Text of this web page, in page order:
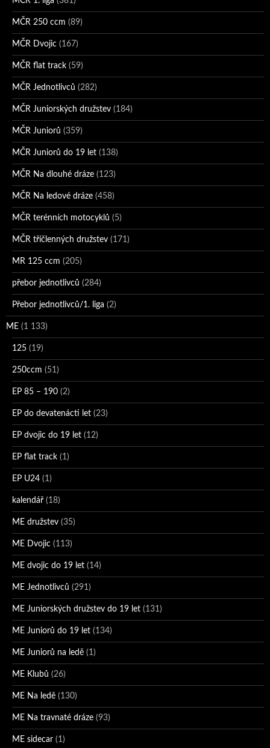
MČR 250 ccm (89)
MČR Dvojic (167)
MČR flat track (59)
MČR Jednotlivců (282)
MČR Juniorských družstev (184)
MČR Juniorů (359)
MČR Juniorů do 19 let (138)
MČR Na dlouhé dráze (123)
MČR Na ledové dráze (458)
MČR terénních motocyklů (5)
MČR tříčlenných družstev (171)
MR 125 ccm (205)
přebor jednotlivců (284)
Přebor jednotlivců/1. liga (2)
ME (1 133)
125 (19)
250ccm (51)
EP 85 – 190 (2)
EP do devatenácti let (23)
EP dvojic do 19 let (12)
EP flat track (1)
EP U24 (1)
kalendář (18)
ME družstev (35)
ME Dvojic (113)
ME dvojic do 19 let (14)
ME Jednotlivců (291)
ME Juniorských družstev do 19 let (131)
ME Juniorů do 19 let (134)
ME Juniorů na ledě (1)
ME Klubů (26)
ME Na ledě (130)
ME Na travnaté dráze (93)
ME sidecar (1)